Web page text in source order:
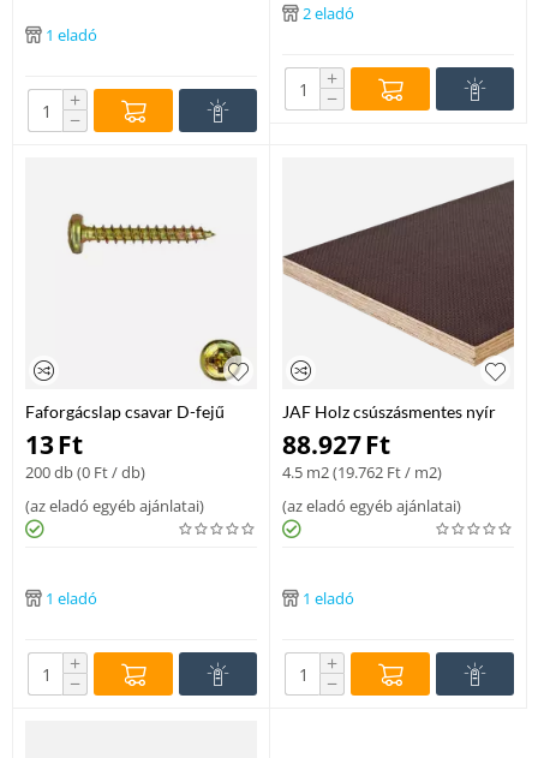
1 eladó
+
−
2 eladó
+
−
Faforgácslap csavar D-fejű
5x80 mm 200db/dob
13Ft
200 db (0 Ft/ db)
(az eladó egyéb ajánlatai)
1 eladó
+
−
JAF Holz csúszásmentes nyír
rétegelt lemez 18x1500x3000
mm
88.927Ft
4.5 m2 (19.762 Ft/ m2)
(az eladó egyéb ajánlatai)
1 eladó
+
−